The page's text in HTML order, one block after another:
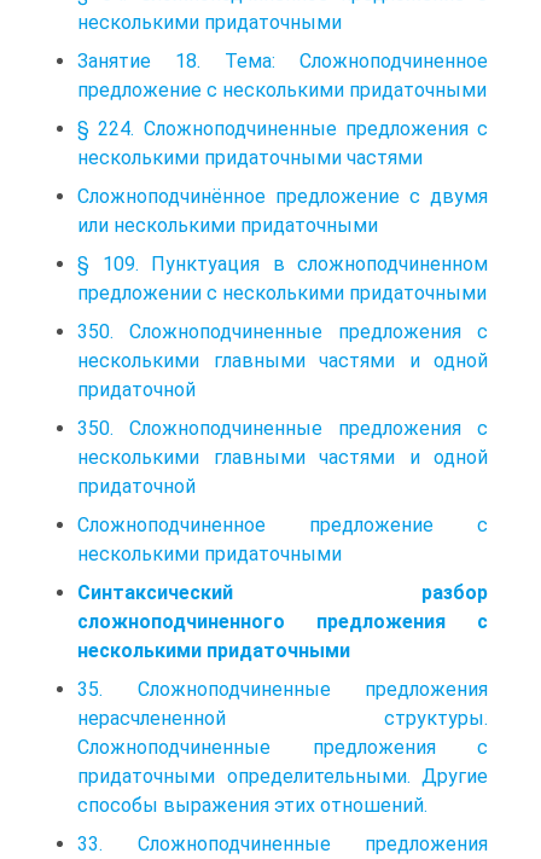
несколькими придаточными
Занятие 18. Тема: Сложноподчиненное
предложение с несколькими придаточными
§ 224. Сложноподчиненные предложения с
несколькими придаточными частями
Сложноподчинённое предложение с двумя
или несколькими придаточными
§ 109. Пунктуация в сложноподчиненном
предложении с несколькими придаточными
350. Сложноподчиненные предложения с
несколькими главными частями и одной
придаточной
350. Сложноподчиненные предложения с
несколькими главными частями и одной
придаточной
Сложноподчиненное предложение с
несколькими придаточными
Синтаксический разбор
сложноподчиненного предложения с
несколькими придаточными
35. Сложноподчиненные предложения
нерасчлененной структуры.
Сложноподчиненные предложения с
придаточными определительными. Другие
способы выражения этих отношений.
33. Сложноподчиненные предложения